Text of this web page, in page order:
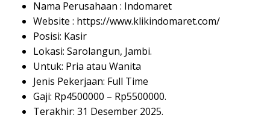
Nama Perusahaan : Indomaret
Website : https://www.klikindomaret.com/
Posisi: Kasir
Lokasi: Sarolangun, Jambi.
Untuk: Pria atau Wanita
Jenis Pekerjaan: Full Time
Gaji: Rp4500000 – Rp5500000.
Terakhir: 31 Desember 2025.